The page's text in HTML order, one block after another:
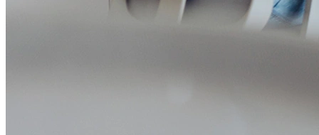
CNPJ 04.740.876/0001-25 | Alameda Xingu, 512, 3º, 4º e 16º (parte)
andares, Alphaville, Barueri/SP | CEP 06455-030